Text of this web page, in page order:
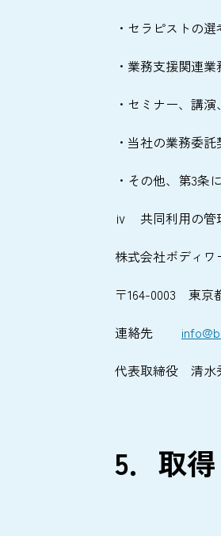
・セラピストの
・業務支援関連業
・セミナー、講
・当社の業務委
・その他、第3条
ⅳ 共同利用の管
株式会社ボディ
〒164-0003 東京
連絡先
代表取締役 清水
5．取